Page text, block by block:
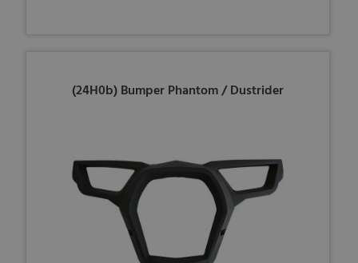
(24H0b) Bumper Phantom / Dustrider